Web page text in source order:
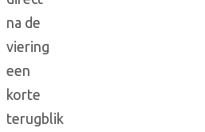
na de
viering
een
korte
terugblik